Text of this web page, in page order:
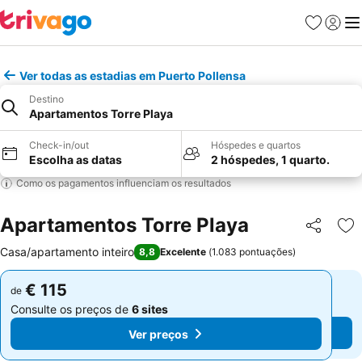
Favoritos
Iniciar
Ver todas as estadias em Puerto Pollensa
Destino
Apartamentos Torre Playa
Check-in/out
Escolha as datas
Hóspedes e quartos
2 hóspedes, 1 quarto.
Como os pagamentos influenciam os resultados
Apartamentos Torre Playa Partilhar
Casa/apartamento inteiro 8,8 Excelente (1.083 pontuações)
de € 115
Consulte os preços de 6 sites
Ver preços
de € 115
Consulte os preços de 6 sites
Ver preços